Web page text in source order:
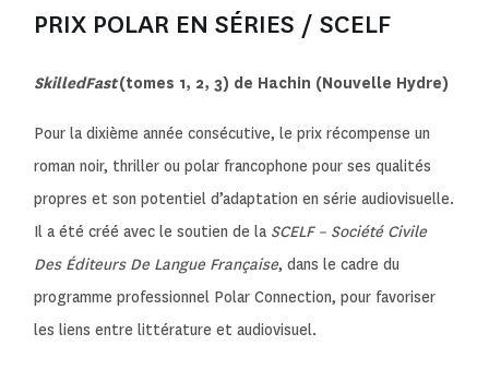
PRIX POLAR EN SÉRIES / SCELF
SkilledFast(tomes 1, 2, 3) de Hachin (Nouvelle Hydre)
Pour la dixième année consécutive, le prix récompense un
roman noir, thriller ou polar francophone pour ses qualités
propres et son potentiel d’adaptation en série audiovisuelle.
Il a été créé avec le soutien de la SCELF – Société Civile
Des Éditeurs De Langue Française, dans le cadre du
programme professionnel Polar Connection, pour favoriser
les liens entre littérature et audiovisuel.